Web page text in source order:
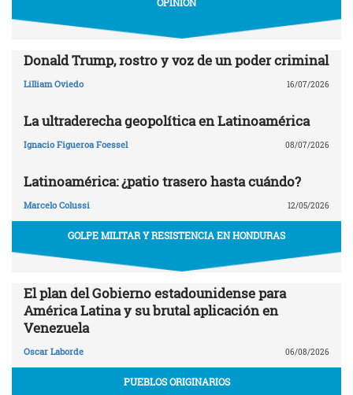
OPINIÓN
Donald Trump, rostro y voz de un poder criminal
Lilliam Oviedo 16/07/2026
La ultraderecha geopolítica en Latinoamérica
Ignacio Figueroa Foessel 08/07/2026
Latinoamérica: ¿patio trasero hasta cuándo?
Marcelo Colussi 12/05/2026
GOLPE MILITAR Y RESISTENCIA EN HONDURAS
El plan del Gobierno estadounidense para
América Latina y su brutal aplicación en
Venezuela
Oscar Laborde 06/08/2026
PUEBLOS ORIGINARIOS